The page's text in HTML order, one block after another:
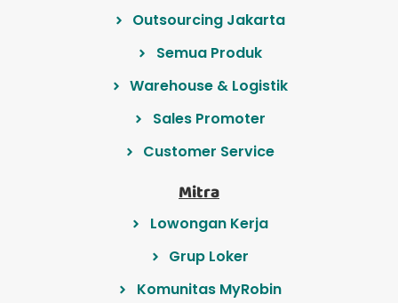
Outsourcing Jakarta
Semua Produk
Warehouse & Logistik
Sales Promoter
Customer Service
Mitra
Lowongan Kerja
Grup Loker
Komunitas MyRobin